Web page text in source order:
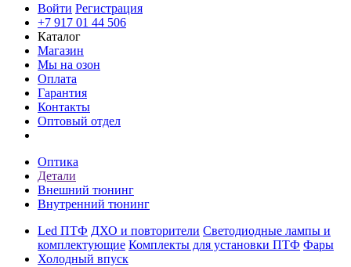
Войти Регистрация
+7 917 01 44 506
Каталог
Магазин
Мы на озон
Оплата
Гарантия
Контакты
Оптовый отдел
Оптика
Детали
Внешний тюнинг
Внутренний тюнинг
Led ПТФ ДХО и повторители Светодиодные лампы и
комплектующие Комплекты для установки ПТФ Фары
Холодный впуск